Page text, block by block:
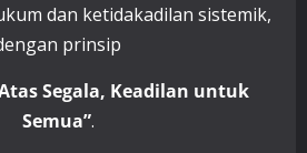
dan ketidakadilan sistemik,
prinsip
Segala, Keadilan untuk
Semua”.